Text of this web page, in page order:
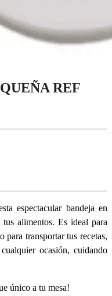
REF
espectacular bandeja en
alimentos. Es ideal para
para transportar tus recetas,
ocasión, cuidando
único a tu mesa!